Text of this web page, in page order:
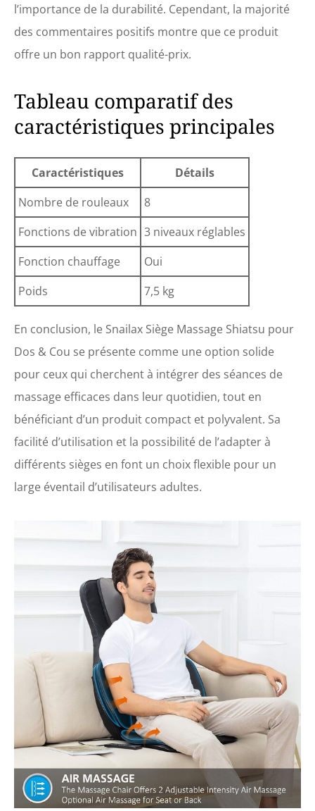
l’importance de la durabilité. Cependant, la majorité
des commentaires positifs montre que ce produit
offre un bon rapport qualité-prix.
Tableau comparatif des
caractéristiques principales
Caractéristiques
Détails
Nombre de rouleaux
8
Fonctions de vibration 3 niveaux réglables
Fonction chauffage
Oui
Poids
7,5 kg
En conclusion, le Snailax Siège Massage Shiatsu pour
Dos & Cou se présente comme une option solide
pour ceux qui cherchent à intégrer des séances de
massage efficaces dans leur quotidien, tout en
bénéficiant d’un produit compact et polyvalent. Sa
facilité d’utilisation et la possibilité de l’adapter à
différents sièges en font un choix flexible pour un
large éventail d’utilisateurs adultes.